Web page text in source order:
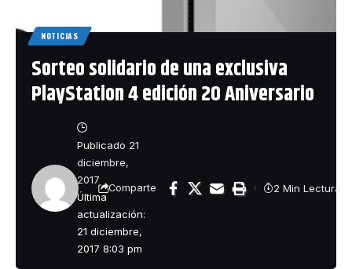
NOTICIAS
Sorteo solidario de una exclusiva
PlayStation 4 edición 20 Aniversario
Última
actualización:
21 diciembre,
2017 8:03 pm
Publicado 21
diciembre,
2017
Comparte 2 Min Lectura